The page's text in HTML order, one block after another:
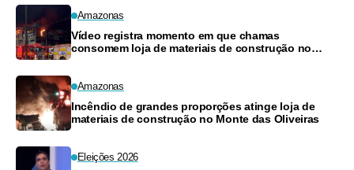
Amazonas
Vídeo registra momento em que chamas
consomem loja de materiais de construção no
Amazonas
Incêndio de grandes proporções atinge loja de
materiais de construção no Monte das Oliveiras
Eleições 2026